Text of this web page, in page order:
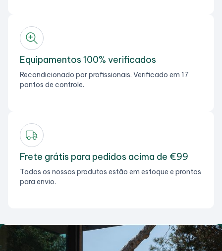
Equipamentos 100% verificados
Recondicionado por profissionais. Verificado em 17
pontos de controle.
Frete grátis para pedidos acima de €99
Todos os nossos produtos estão em estoque e prontos
para envio.